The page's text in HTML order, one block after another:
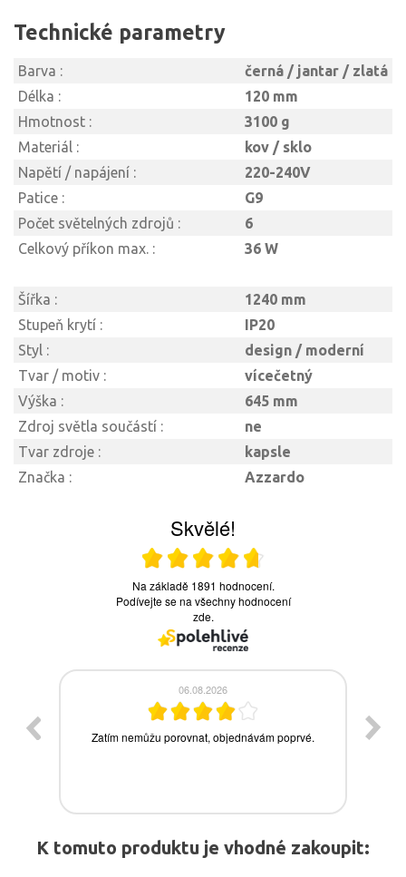
Technické parametry
Barva :
černá / jantar / zlatá
Délka :
120 mm
Hmotnost :
3100 g
Materiál :
kov / sklo
Napětí / napájení :
220-240V
Patice :
G9
Počet světelných zdrojů :
6
Celkový příkon max. :
36 W
Šířka :
1240 mm
Stupeň krytí :
IP20
Styl :
design / moderní
Tvar / motiv :
vícečetný
Výška :
645 mm
Zdroj světla součástí :
ne
Tvar zdroje :
kapsle
Značka :
Azzardo
K tomuto produktu je vhodné zakoupit: